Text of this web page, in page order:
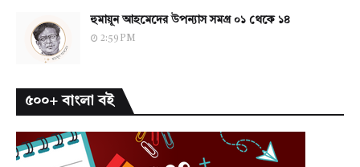
হুমায়ূন আহমেদের উপন্যাস সমগ্র ০১ থেকে ১৪
2:59 PM
৫০০+ বাংলা বই